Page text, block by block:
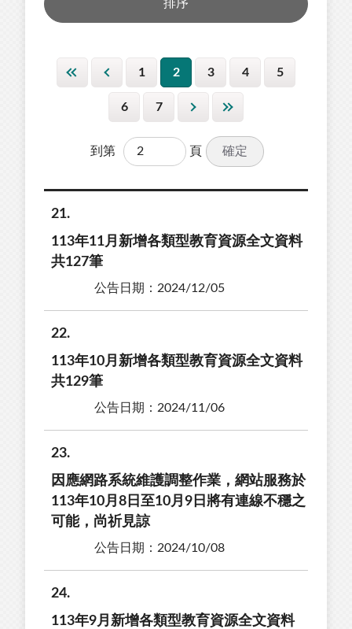
1 2 3 4 5
6 7
到第 頁 確定
21
113年11月新增各類型教育資源全文資料
共127筆
公告日期：2024/12/05
22
113年10月新增各類型教育資源全文資料
共129筆
公告日期：2024/11/06
23
因應網路系統維護調整作業，網站服務於
113年10月8日至10月9日將有連線不穩之
可能，尚祈見諒
公告日期：2024/10/08
24
113年9月新增各類型教育資源全文資料